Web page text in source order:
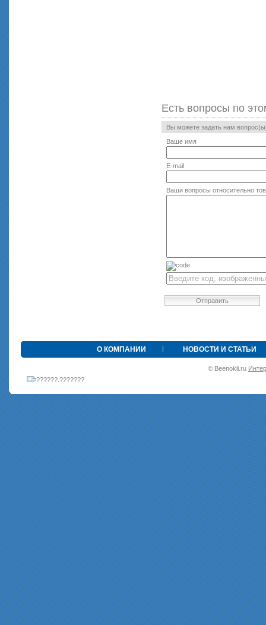
Есть вопросы по
Вы можете задать нам
Ваше имя
E-mail
Ваши вопросы относительно
Отправить
О КОМПАНИИ НОВОСТИ И СТАТЬИ
© Beenokli.ru
•